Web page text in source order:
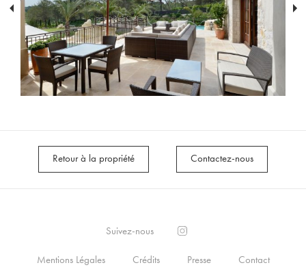
Retour à la propriété Contactez-nous
Suivez-nous
Mentions Légales Crédits Presse Contact